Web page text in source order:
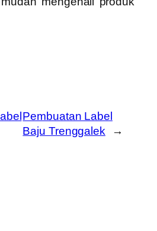
Pembuatan Label
Baju Trenggalek
→